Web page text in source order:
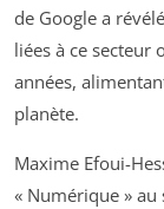
de Google a
liées à ce secteur
années,
planète.
Maxime Efoui-
« Numérique »